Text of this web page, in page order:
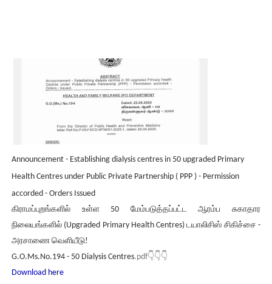
Announcement - Establishing dialysis centres in 50 upgraded Primary
Health Centres under Public Private Partnership ( PPP ) - Permission
accorded - Orders Issued
கிராமப்புறங்களில் உள்ள 50 மேம்படுத்தப்பட்ட ஆரம்ப சுகாதார
நிலையங்களில் (Upgraded Primary Health Centres) டயாலிசிஸ் சிகிச்சை -
அரசாணை வெளியீடு!
G.O.Ms.No.194 - 50 Dialysis Centres.pdf👇👇👇
Download here